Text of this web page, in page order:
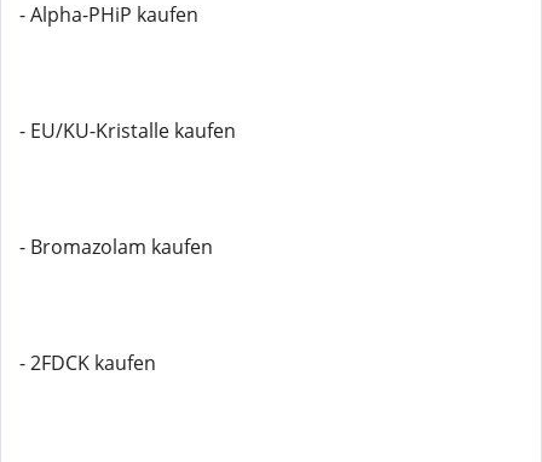
- Alpha-PHiP kaufen
- EU/KU-Kristalle kaufen
- Bromazolam kaufen
- 2FDCK kaufen